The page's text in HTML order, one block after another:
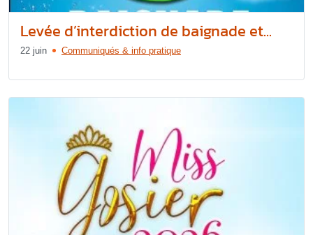
Levée d’interdiction de baignade et...
22 juin Communiqués & info pratique